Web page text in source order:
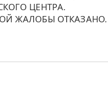
ЦЕНТРА.
ЖАЛОБЫ ОТКАЗАНО.